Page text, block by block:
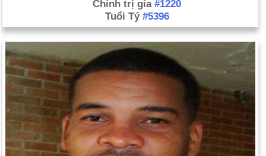
Chính trị gia #1220
Tuổi Tý #5396